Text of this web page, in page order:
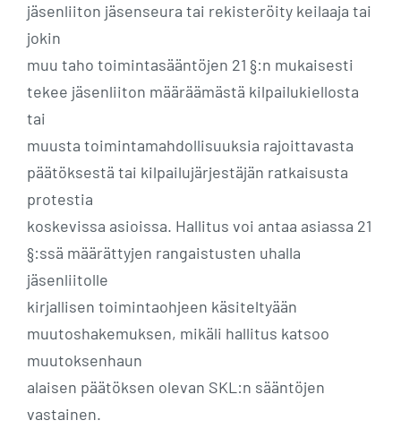
jäsenliiton jäsenseura tai rekisteröity keilaaja tai
jokin
muu taho toimintasääntöjen 21 §:n mukaisesti
tekee jäsenliiton määräämästä kilpailukiellosta
tai
muusta toimintamahdollisuuksia rajoittavasta
päätöksestä tai kilpailujärjestäjän ratkaisusta
protestia
koskevissa asioissa. Hallitus voi antaa asiassa 21
§:ssä määrättyjen rangaistusten uhalla
jäsenliitolle
kirjallisen toimintaohjeen käsiteltyään
muutoshakemuksen, mikäli hallitus katsoo
muutoksenhaun
alaisen päätöksen olevan SKL:n sääntöjen
vastainen.